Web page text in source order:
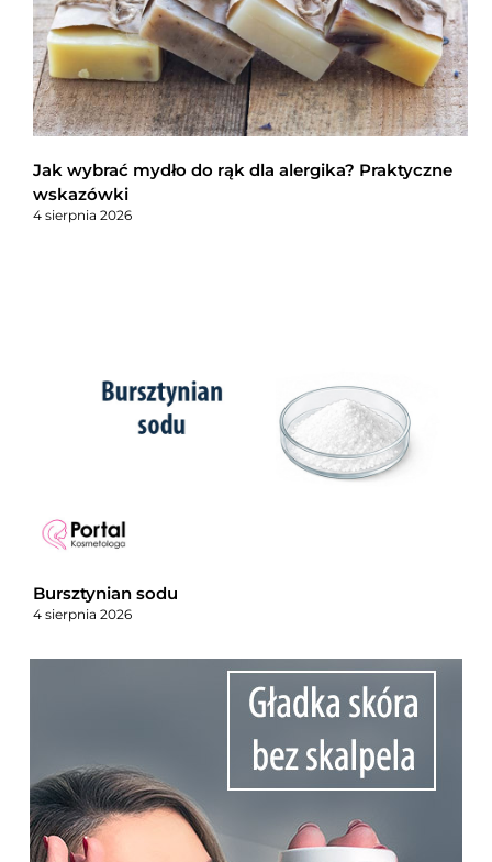
Jak wybrać mydło do rąk dla alergika? Praktyczne
wskazówki
4 sierpnia 2026
Bursztynian sodu
4 sierpnia 2026